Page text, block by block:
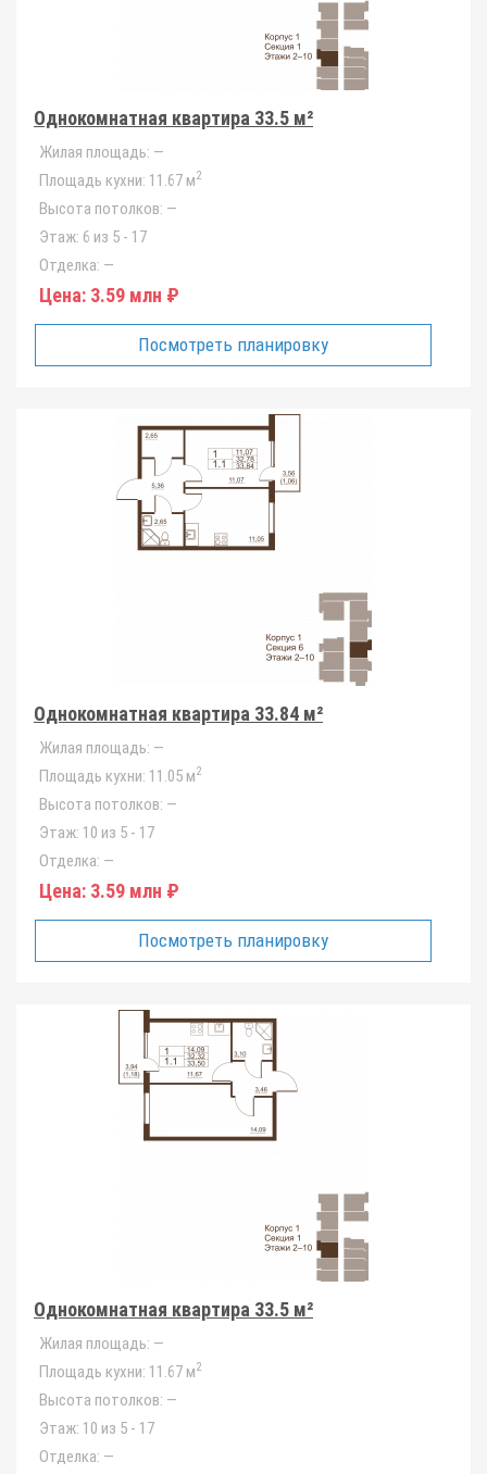
Однокомнатная квартира 33.5 м²
Жилая площадь: —
Площадь кухни: 11.67 м2
Высота потолков: —
Этаж: 6 из 5 - 17
Отделка: —
Цена: 3.59 млн ₽
Посмотреть планировку
Однокомнатная квартира 33.84 м²
Жилая площадь: —
Площадь кухни: 11.05 м2
Высота потолков: —
Этаж: 10 из 5 - 17
Отделка: —
Цена: 3.59 млн ₽
Посмотреть планировку
Однокомнатная квартира 33.5 м²
Жилая площадь: —
Площадь кухни: 11.67 м2
Высота потолков: —
Этаж: 10 из 5 - 17
Отделка: —